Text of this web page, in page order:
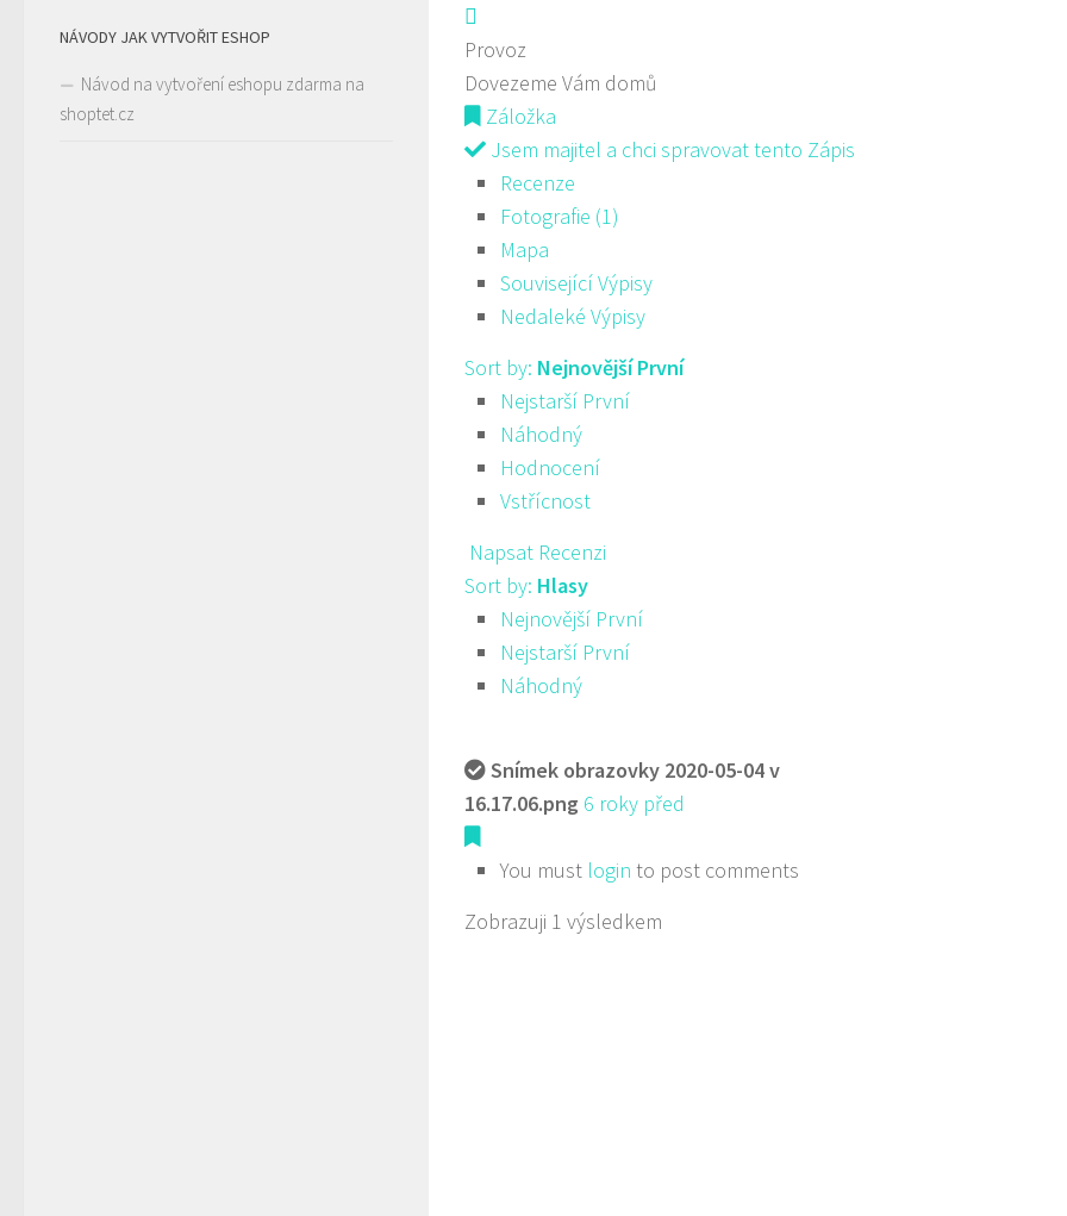
Provoz
Dovezeme Vám domů
Záložka
Jsem majitel a chci spravovat tento Zápis
Recenze
Fotografie (1)
Mapa
Související Výpisy
Nedaleké Výpisy
Sort by: Nejnovější První
Nejstarší První
Náhodný
Hodnocení
Vstřícnost
Napsat Recenzi
Sort by: Hlasy
Nejnovější První
Nejstarší První
Náhodný
Snímek obrazovky 2020-05-04 v
16.17.06.png 6 roky před
You must login to post comments
Zobrazuji 1 výsledkem
NÁVODY JAK VYTVOŘIT ESHOP
Návod na vytvoření eshopu zdarma na
shoptet.cz